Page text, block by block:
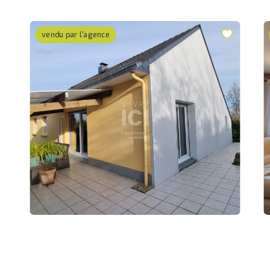
vendu par l'agence